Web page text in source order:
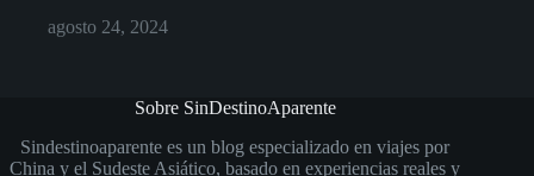
agosto 24, 2024
Sobre SinDestinoAparente
Sindestinoaparente es un blog especializado en viajes por
China y el Sudeste Asiático, basado en experiencias reales y